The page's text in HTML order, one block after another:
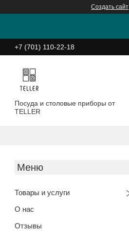
Создать сайт
+7 (701) 110-22-18
Посуда и столовые приборы от
TELLER
Товары и услуги
О нас
Отзывы